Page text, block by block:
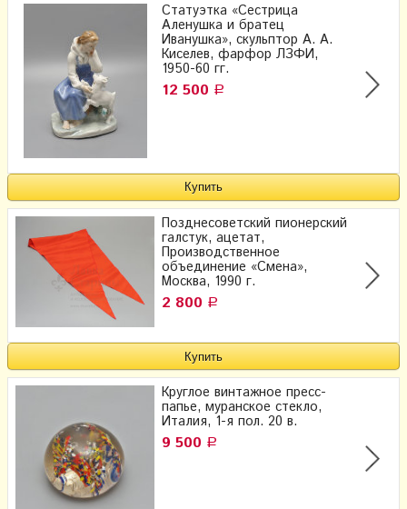
Статуэтка «Сестрица
Аленушка и братец
Иванушка», скульптор А. А.
Киселев, фарфор ЛЗФИ,
1950-60 гг.
12 500 Р
Позднесоветский пионерский
галстук, ацетат,
Производственное
объединение «Смена»,
Москва, 1990 г.
2 800 Р
Круглое винтажное пресс-
папье, муранское стекло,
Италия, 1-я пол. 20 в.
9 500 Р